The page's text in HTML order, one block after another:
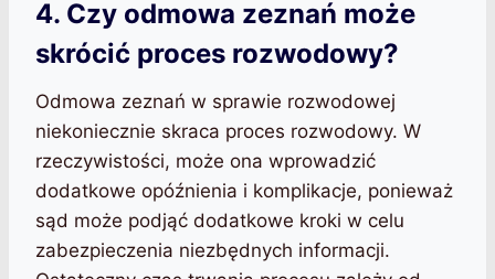
4. Czy odmowa zeznań może
skrócić proces rozwodowy?
Odmowa zeznań w sprawie rozwodowej
niekoniecznie skraca proces rozwodowy. W
rzeczywistości, może ona wprowadzić
dodatkowe opóźnienia i komplikacje, ponieważ
sąd może podjąć dodatkowe kroki w celu
zabezpieczenia niezbędnych informacji.